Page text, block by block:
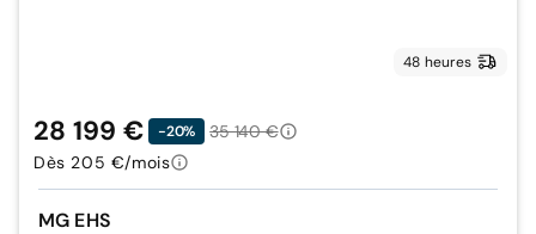
48 heures
MG EHS
28 199 € -20%
35 140 €
Dès 205 €/mois